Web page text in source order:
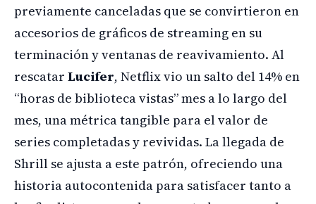
previamente canceladas que se convirtieron en
accesorios de gráficos de streaming en su
terminación y ventanas de reavivamiento. Al
rescatar Lucifer, Netflix vio un salto del 14% en
“horas de biblioteca vistas” mes a lo largo del
mes, una métrica tangible para el valor de
series completadas y revividas. La llegada de
Shrill se ajusta a este patrón, ofreciendo una
historia autocontenida para satisfacer tanto a